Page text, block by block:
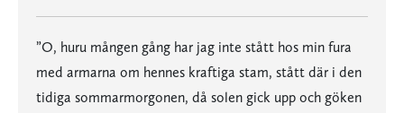
”O, huru mången gång har jag inte stått hos min fura
med armarna om hennes kraftiga stam, stått där i den
tidiga sommarmorgonen, då solen gick upp och göken